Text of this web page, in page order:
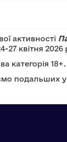
активності
квітня 2026
категорія 18+.